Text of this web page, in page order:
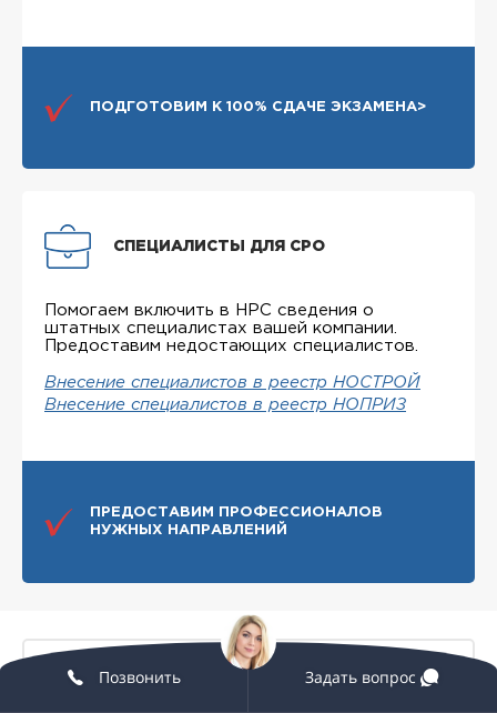
ПОДГОТОВИМ К 100% СДАЧЕ ЭКЗАМЕНА>
СПЕЦИАЛИСТЫ ДЛЯ СРО
Помогаем включить в НРС сведения о
штатных специалистах вашей компании.
Предоставим недостающих специалистов.
Внесение специалистов в реестр НОСТРОЙ
Внесение специалистов в реестр НОПРИЗ
ПРЕДОСТАВИМ ПРОФЕССИОНАЛОВ
НУЖНЫХ НАПРАВЛЕНИЙ
Как выбрать СРО для получения
Позвонить Задать вопрос